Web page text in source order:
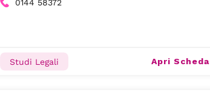
Studi Legali Apri Scheda